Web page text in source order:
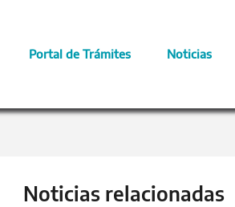
Portal de Trámites Noticias
Noticias relacionadas